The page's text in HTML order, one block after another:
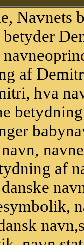
Navnets
af
hva
af